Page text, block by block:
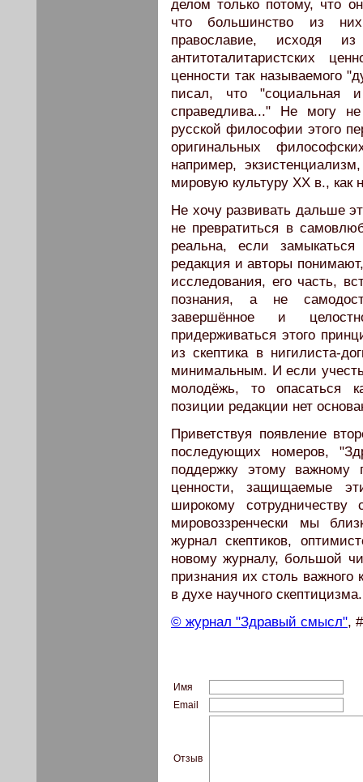
делом только потому, что
что большинство из
православие, исходя
антитоталитаристских
ценности так называемого
писал, что "социальная и
справедлива..." Не могу
русской философии этого
оригинальных
например,
мировую культуру XX в., как
Не хочу развивать дальше
не превратиться в
реальна, если
редакция и авторы
исследования, его часть,
познания, а не
завершённое и
придерживаться этого
из скептика в нигилиста-
минимальным. И если
молодёжь, то опасаться
позиции редакции нет
Приветствуя появление
последующих номеров,
поддержку этому важному
ценности, защищаемые
широкому сотрудничеству
мировоззренчески мы
журнал скептиков,
новому журналу, большой
признания их столь важного
в духе научного скептицизма.
© журнал "Здравый смысл",
Имя
Email
Отзыв